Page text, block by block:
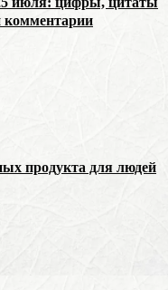
продукта для людей